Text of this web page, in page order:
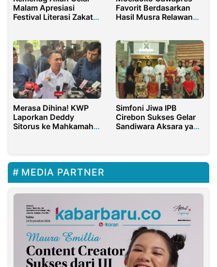
Malam Apresiasi
Festival Literasi Zakat
Favorit Berdasarkan
Hasil Musra Relawan
Merasa Dihina! KWP
Laporkan Deddy
Sitorus ke Mahkamah
Simfoni Jiwa IPB
Cirebon Sukses Gelar
Sandiwara Aksara yang
MEDIA PARTNER